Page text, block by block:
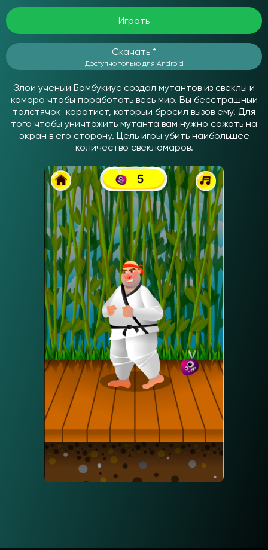
Играть
Скачать *
Доступно только для Android
Злой ученый Бомбукиус создал мутантов из свеклы и
комара чтобы поработать весь мир. Вы бесстрашный
толстячок-каратист, который бросил вызов ему. Для
того чтобы уничтожить мутанта вам нужно сажать на
экран в его сторону. Цель игры убить наибольшее
количество свекломаров.